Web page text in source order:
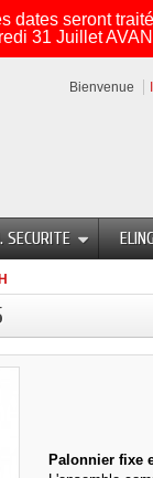
seront
31 Juillet
Bienvenue
SECURITE
Palonnier fixe